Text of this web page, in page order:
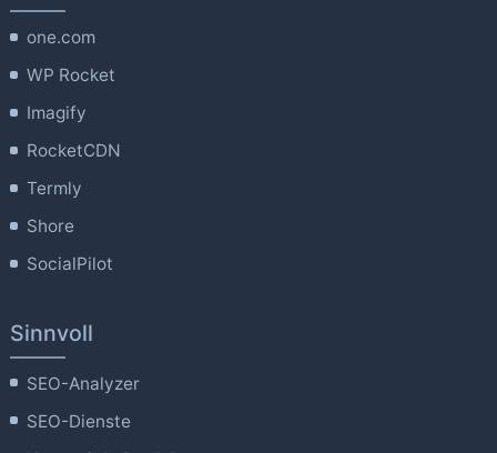
one.com
WP Rocket
Imagify
RocketCDN
Termly
Shore
SocialPilot
Sinnvoll
SEO-Analyzer
SEO-Dienste